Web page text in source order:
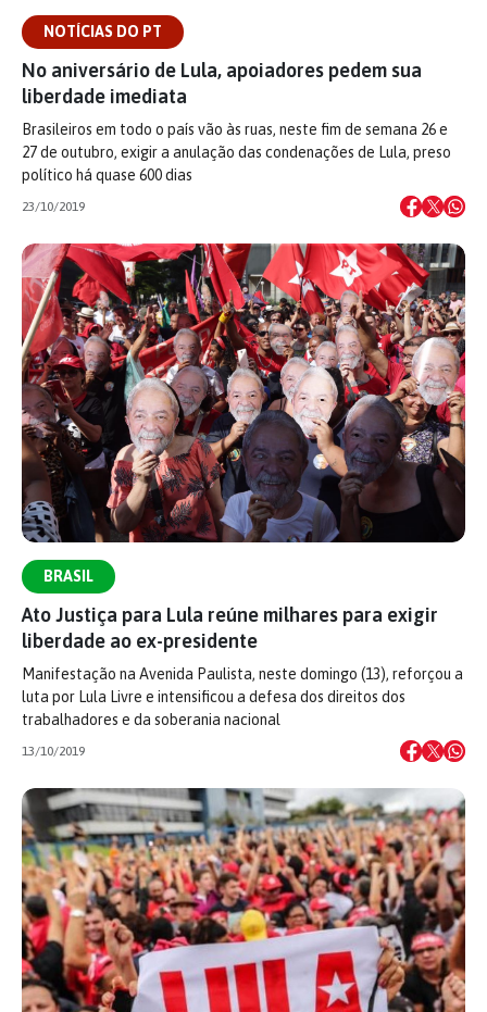
NOTÍCIAS DO PT
No aniversário de Lula, apoiadores pedem sua
liberdade imediata
Brasileiros em todo o país vão às ruas, neste fim de semana 26 e
27 de outubro, exigir a anulação das condenações de Lula, preso
político há quase 600 dias
23/10/2019
BRASIL
Ato Justiça para Lula reúne milhares para exigir
liberdade ao ex-presidente
Manifestação na Avenida Paulista, neste domingo (13), reforçou a
luta por Lula Livre e intensificou a defesa dos direitos dos
trabalhadores e da soberania nacional
13/10/2019